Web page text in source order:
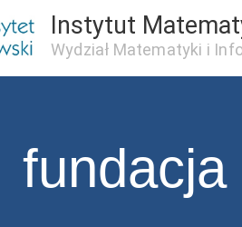
Instytut
Wydział Matematyki i
fundacja